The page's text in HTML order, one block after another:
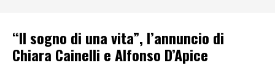
“Il sogno di una vita”, l’annuncio di
Chiara Cainelli e Alfonso D’Apice